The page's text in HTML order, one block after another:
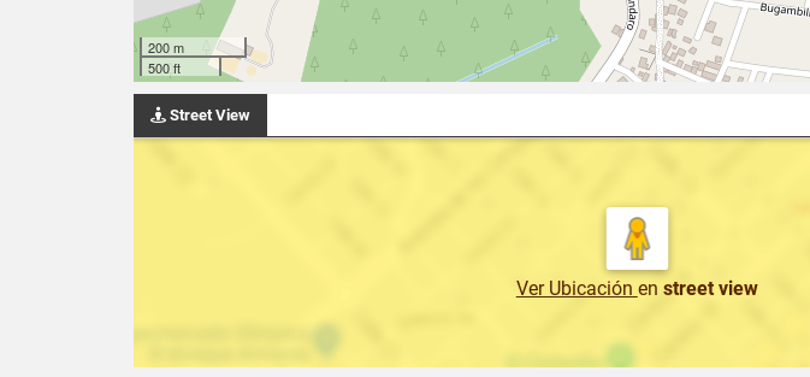
200 m
500 ft
Street View
Ver Ubicación en street view